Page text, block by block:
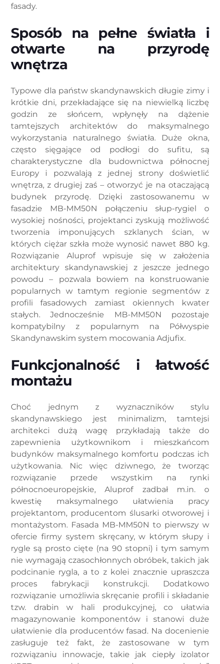
fasady.
Sposób na pełne światła i
otwarte na przyrodę
wnętrza
Typowe dla państw skandynawskich długie zimy i
krótkie dni, przekładające się na niewielką liczbę
godzin ze słońcem, wpłynęły na dążenie
tamtejszych architektów do maksymalnego
wykorzystania naturalnego światła. Duże okna,
często sięgające od podłogi do sufitu, są
charakterystyczne dla budownictwa północnej
Europy i pozwalają z jednej strony doświetlić
wnętrza, z drugiej zaś – otworzyć je na otaczającą
budynek przyrodę. Dzięki zastosowanemu w
fasadzie MB-MM50N połączeniu słup-rygiel o
wysokiej nośności, projektanci zyskują możliwość
tworzenia imponujących szklanych ścian, w
których ciężar szkła może wynosić nawet 880 kg.
Rozwiązanie Aluprof wpisuje się w założenia
architektury skandynawskiej z jeszcze jednego
powodu – pozwala bowiem na konstruowanie
popularnych w tamtym regionie segmentów z
profili fasadowych zamiast okiennych kwater
stałych. Jednocześnie MB-MM50N pozostaje
kompatybilny z popularnym na Półwyspie
Skandynawskim system mocowania Adjufix.
Funkcjonalność i łatwość
montażu
Choć jednym z wyznaczników stylu
skandynawskiego jest minimalizm, tamtejsi
architekci dużą wagę przykładają także do
zapewnienia użytkownikom i mieszkańcom
budynków maksymalnego komfortu podczas ich
użytkowania. Nic więc dziwnego, że tworząc
rozwiązanie przede wszystkim na rynki
północnoeuropejskie, Aluprof zadbał m.in. o
kwestię maksymalnego ułatwienia pracy
projektantom, producentom ślusarki otworowej i
montażystom. Fasada MB-MM50N to pierwszy w
ofercie firmy system skręcany, w którym słupy i
rygle są prosto cięte (na 90 stopni) i tym samym
nie wymagają czasochłonnych obróbek, takich jak
podcinanie rygla, a to z kolei znacznie upraszcza
proces fabrykacji konstrukcji. Dodatkowo
rozwiązanie umożliwia skręcanie profili i składanie
tzw. drabin w hali produkcyjnej, co ułatwia
magazynowanie komponentów i stanowi duże
ułatwienie dla producentów fasad. Na docenienie
zasługuje też fakt, że zastosowane w tym
rozwiązaniu innowacje, takie jak ciepły izolator